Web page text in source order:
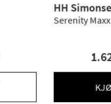
HH
Serenity